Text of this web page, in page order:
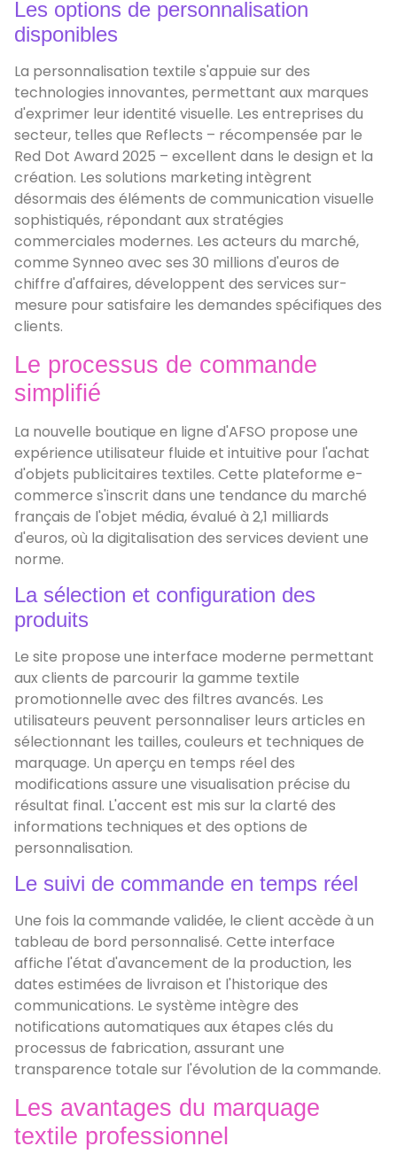
Les options de personnalisation
disponibles
La personnalisation textile s'appuie sur des
technologies innovantes, permettant aux marques
d'exprimer leur identité visuelle. Les entreprises du
secteur, telles que Reflects – récompensée par le
Red Dot Award 2025 – excellent dans le design et la
création. Les solutions marketing intègrent
désormais des éléments de communication visuelle
sophistiqués, répondant aux stratégies
commerciales modernes. Les acteurs du marché,
comme Synneo avec ses 30 millions d'euros de
chiffre d'affaires, développent des services sur-
mesure pour satisfaire les demandes spécifiques des
clients.
Le processus de commande
simplifié
La nouvelle boutique en ligne d'AFSO propose une
expérience utilisateur fluide et intuitive pour l'achat
d'objets publicitaires textiles. Cette plateforme e-
commerce s'inscrit dans une tendance du marché
français de l'objet média, évalué à 2,1 milliards
d'euros, où la digitalisation des services devient une
norme.
La sélection et configuration des
produits
Le site propose une interface moderne permettant
aux clients de parcourir la gamme textile
promotionnelle avec des filtres avancés. Les
utilisateurs peuvent personnaliser leurs articles en
sélectionnant les tailles, couleurs et techniques de
marquage. Un aperçu en temps réel des
modifications assure une visualisation précise du
résultat final. L'accent est mis sur la clarté des
informations techniques et des options de
personnalisation.
Le suivi de commande en temps réel
Une fois la commande validée, le client accède à un
tableau de bord personnalisé. Cette interface
affiche l'état d'avancement de la production, les
dates estimées de livraison et l'historique des
communications. Le système intègre des
notifications automatiques aux étapes clés du
processus de fabrication, assurant une
transparence totale sur l'évolution de la commande.
Les avantages du marquage
textile professionnel